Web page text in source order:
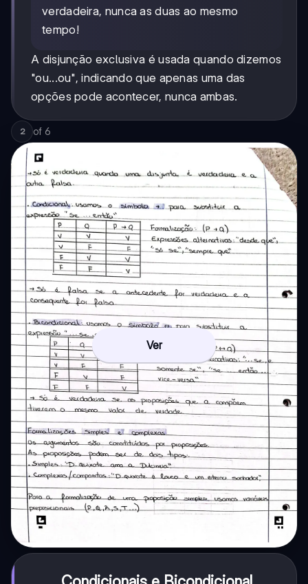
verdadeira, nunca as duas ao mesmo
tempo!
A disjunção exclusiva é usada quando dizemos
"ou...ou", indicando que apenas uma das
opções pode acontecer, nunca ambas.
2 of 6
Ver